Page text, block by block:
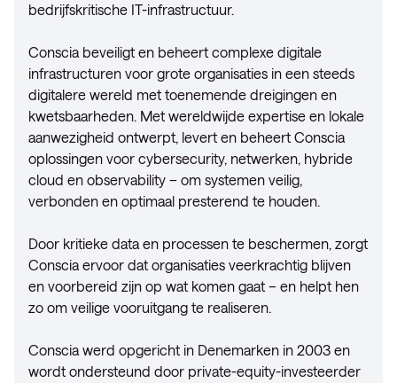
bedrijfskritische IT-infrastructuur.
Conscia beveiligt en beheert complexe digitale
infrastructuren voor grote organisaties in een steeds
digitalere wereld met toenemende dreigingen en
kwetsbaarheden. Met wereldwijde expertise en lokale
aanwezigheid ontwerpt, levert en beheert Conscia
oplossingen voor cybersecurity, netwerken, hybride
cloud en observability – om systemen veilig,
verbonden en optimaal presterend te houden.
Door kritieke data en processen te beschermen, zorgt
Conscia ervoor dat organisaties veerkrachtig blijven
en voorbereid zijn op wat komen gaat – en helpt hen
zo om veilige vooruitgang te realiseren.
Conscia werd opgericht in Denemarken in 2003 en
wordt ondersteund door private-equity-investeerder